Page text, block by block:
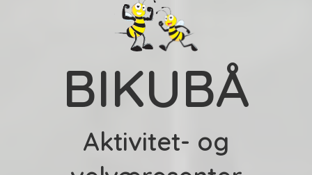
BIKUBÅ
Aktivitet- og